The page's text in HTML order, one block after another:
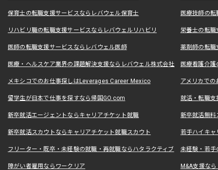
保育士の転職支援サービスならレバウェル保育士 医療技師の
リハビリ職の転職支援サービスならレバウェルリハビリ 栄養士の転
医師の転職支援サービスならレバウェル医師 薬剤師の転
医療・ヘルスケア業界の課題解決支援ならレバウェル株式会社 医療看護介
メキシコでのお仕事探しはLeverages Career Mexico アメリカで
留学生が日本で仕事を探すなら帰国GO.com 就活・転職
新卒就活エージェントならキャリアチケット就職 新卒就活無料
新卒就活スカウトならキャリアチケット就職スカウト 若手ハイキ
フリーター・既卒・未経験の就職・再就職ならハタラクティブ 未経験・若手
障がい者雇用ならワークリア M&A支援な